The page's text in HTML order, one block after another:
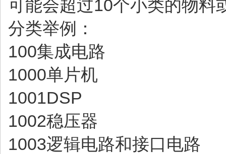
可能会超过10个小类的物料
分类举例：
100集成电路
1000单片机
1001DSP
1002稳压器
1003逻辑电路和接口电路